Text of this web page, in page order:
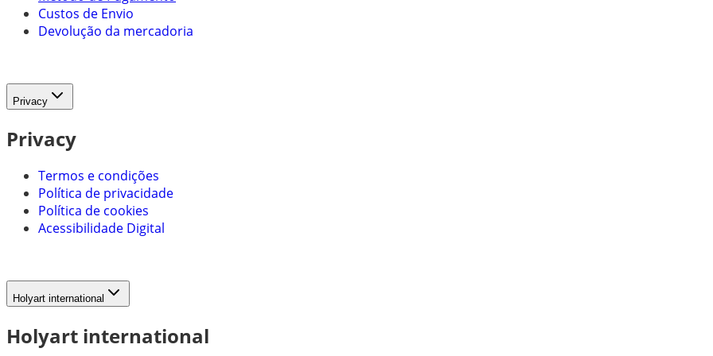
Custos de Envio
Devolução da mercadoria
Privacy
Privacy
Termos e condições
Política de privacidade
Política de cookies
Acessibilidade Digital
Holyart international
Holyart international